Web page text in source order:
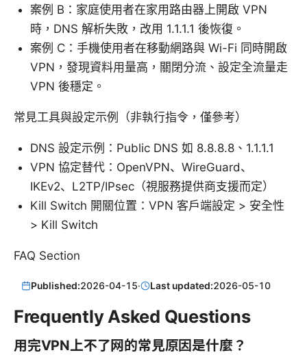
案例 B：家庭使用者在家用路由器上開啟 VPN
時，DNS 解析失敗，改用 1.1.1.1 後恢復。
案例 C：手機使用者在移動網路與 Wi-Fi 同時開啟
VPN，發現資料用量高，關閉分流、設定全流量走
VPN 後穩定。
常見工具與設定示例（非執行指令，僅參考）
DNS 設定示例：Public DNS 如 8.8.8.8、1.1.1.1
VPN 協定替代：OpenVPN、WireGuard、
IKEv2、L2TP/IPsec（視服務提供商支援而定）
Kill Switch 開關位置：VPN 客戶端設定 > 安全性
> Kill Switch
FAQ Section
Published:2026-04-15· Last updated:2026-05-10
Frequently Asked Questions
用完VPN上不了网的常見原因是什麼？